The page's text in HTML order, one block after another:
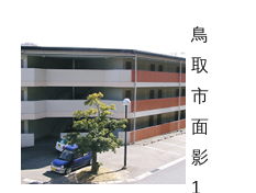
鳥
取
市
面
影
1